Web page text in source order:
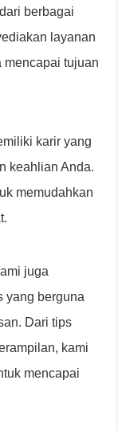
berbagai
layanan
mencapai tujuan
karir yang
keahlian Anda.
memudahkan
juga
yang berguna
Dari tips
kami
mencapai